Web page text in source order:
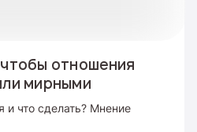
отношения
мирными
и что сделать? Мнение